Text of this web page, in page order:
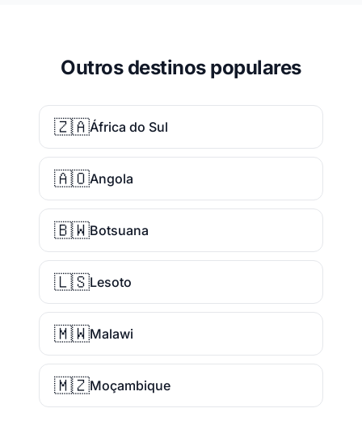
Outros destinos populares
🇿🇦África do Sul
🇦🇴Angola
🇧🇼Botsuana
🇱🇸Lesoto
🇲🇼Malawi
🇲🇿Moçambique